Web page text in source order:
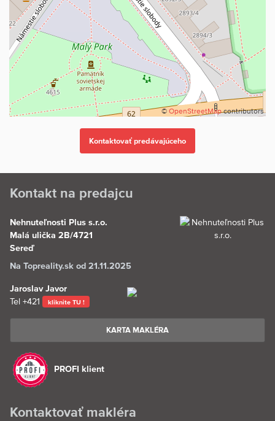
štandardu/nadštandard.
V prípade záujmu o bližšie informácie alebo osobnú obhliadku
nás môžete kedykoľvek kontaktovať. Radi vám poskytneme
kompletné podklady a zabezpečíme individuálny termín stretnutia.
K dispozícii je aj bezplatná hypotekárna konzultácia s naším
odborným partnerom. Aktuálne máte možnosť vybrať si z dvoch
dostupných bytov.
© OpenStreetMapcontributors
Kontakt na predajcu
Nehnuteľnosti Plus s.r.o.
Malá ulička 2B/4721
Sereď
Na Topreality.sk od 21.11.2025
Jaroslav Javor
Tel +421 kliknite TU !
KARTA MAKLÉRA
PROFI klient
Kontaktovať makléra